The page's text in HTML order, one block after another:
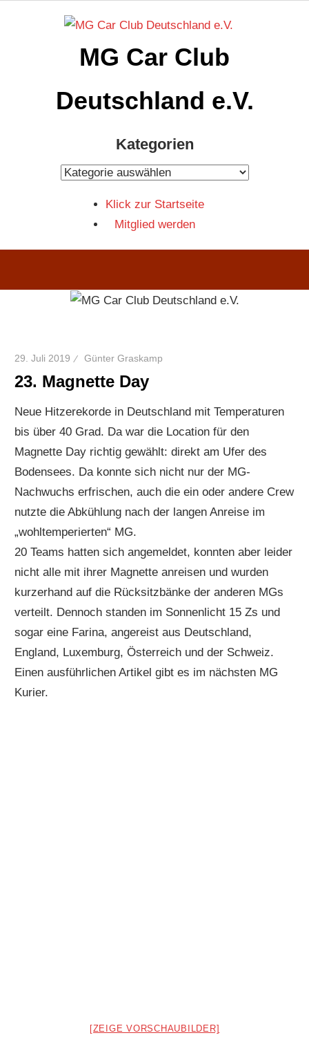
MG Car Club
Deutschland e.V.
Kategorien
Kategorien
Klick zur Startseite
Mitglied werden
29. Juli 2019 Günter Graskamp
23. Magnette Day
Neue Hitzerekorde in Deutschland mit Temperaturen
bis über 40 Grad. Da war die Location für den
Magnette Day richtig gewählt: direkt am Ufer des
Bodensees. Da konnte sich nicht nur der MG-
Nachwuchs erfrischen, auch die ein oder andere Crew
nutzte die Abkühlung nach der langen Anreise im
„wohltemperierten“ MG.
20 Teams hatten sich angemeldet, konnten aber leider
nicht alle mit ihrer Magnette anreisen und wurden
kurzerhand auf die Rücksitzbänke der anderen MGs
verteilt. Dennoch standen im Sonnenlicht 15 Zs und
sogar eine Farina, angereist aus Deutschland,
England, Luxemburg, Österreich und der Schweiz.
Einen ausführlichen Artikel gibt es im nächsten MG
Kurier.
[ZEIGE VORSCHAUBILDER]